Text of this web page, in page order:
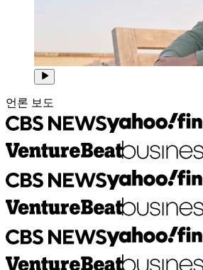
언론 보도